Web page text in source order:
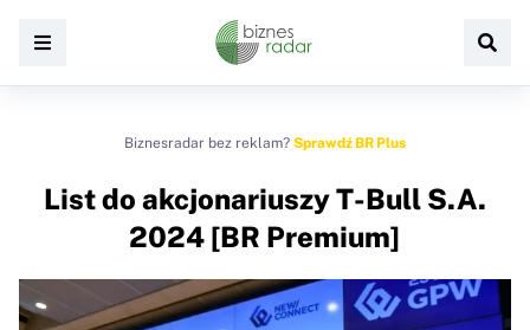
Biznesradar bez reklam? Sprawdź BR Plus
List do akcjonariuszy T-Bull S.A.
2024 [BR Premium]